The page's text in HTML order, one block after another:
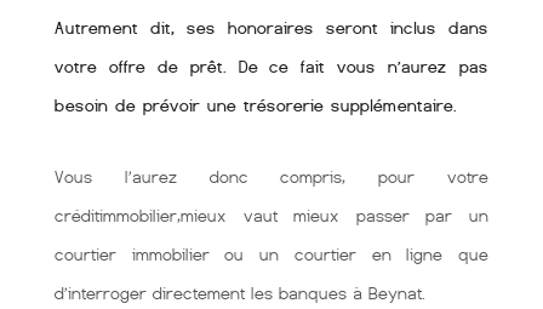
Autrement dit, ses honoraires seront inclus dans
votre offre de prêt. De ce fait vous n’aurez pas
besoin de prévoir une trésorerie supplémentaire.
Vous l’aurez donc compris, pour votre
créditimmobilier,mieux vaut mieux passer par un
courtier immobilier ou un courtier en ligne que
d’interroger directement les banques à Beynat.